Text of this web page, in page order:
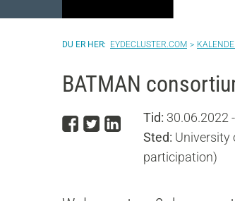
EYDECLUSTER.COM
BATMAN
Del på Facebook
Del på Twitter
Del på
Tid: 30.06.2022
Sted: University
participation)